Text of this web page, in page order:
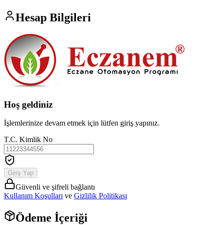
Hesap Bilgileri
Hoş geldiniz
İşlemlerinize devam etmek için lütfen giriş yapınız.
T.C. Kimlik No
Giriş Yap
Güvenli ve şifreli bağlantı
Kullanım Koşulları ve Gizlilik Politikası
Ödeme İçeriği